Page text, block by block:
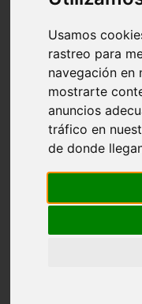
Usamos
rastreo para
navegación en
mostrarte
anuncios
tráfico en
de donde
protagonistas
reptiles
abandono
adopci n
higiene
snacks
acuario
iberzoo propet
comercios
estanques
conejos